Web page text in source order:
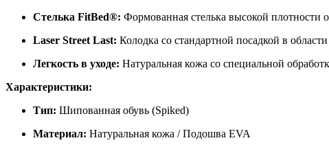
Стелька FitBed®: Формованная стелька высокой плотности
Laser Street Last: Колодка со стандартной посадкой в
Легкость в уходе: Натуральная кожа со специальной
Характеристики:
Тип: Шипованная обувь (Spiked)
Материал: Натуральная кожа / Подошва EVA